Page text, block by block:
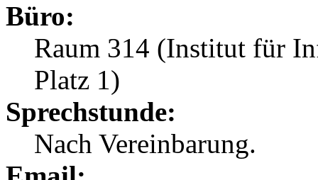
Büro:
Raum 314 (Institut für
Platz 1)
Sprechstunde:
Nach Vereinbarung.